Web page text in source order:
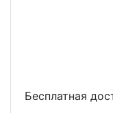
Бесплатная